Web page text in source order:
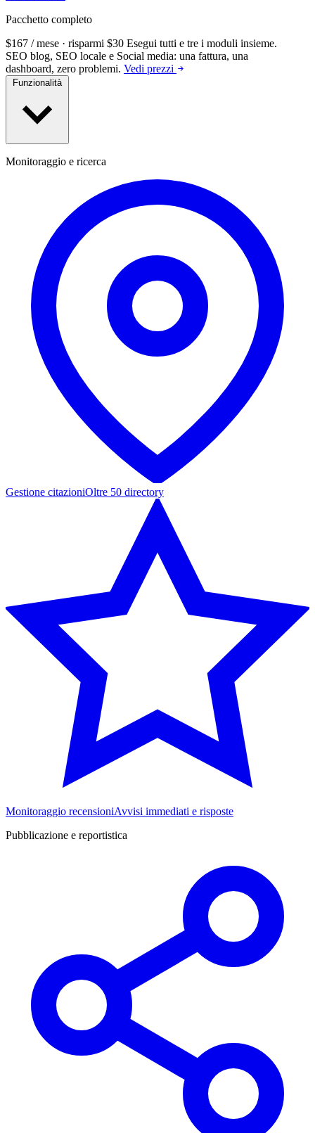
Pacchetto completo
$167 / mese · risparmi $30 Esegui tutti e tre i moduli insieme.
SEO blog, SEO locale e Social media: una fattura, una
dashboard, zero problemi. Vedi prezzi
Monitoraggio e ricerca
Gestione citazioniOltre 50 directory
Monitoraggio recensioniAvvisi immediati e risposte
Pubblicazione e reportistica